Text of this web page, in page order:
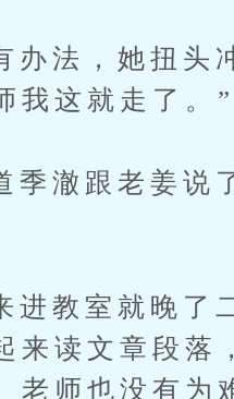
她扭头冲
我这就走了。”
跟老姜说了
室就晚了二
来读文章段落
老师也没有为